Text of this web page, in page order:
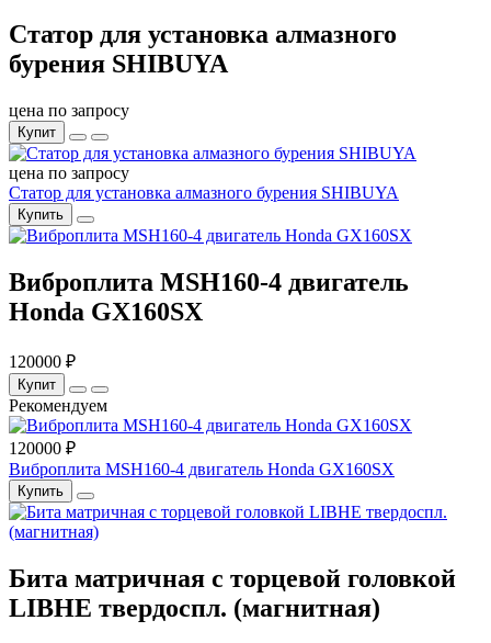
Статор для установка алмазного
бурения SHIBUYA
цена по запросу
Купит
цена по запросу
Статор для установка алмазного бурения SHIBUYA
Купить
Виброплита MSH160-4 двигатель
Honda GX160SX
120000 ₽
Купит
Рекомендуем
120000 ₽
Виброплита MSH160-4 двигатель Honda GX160SX
Купить
Бита матричная с торцевой головкой
LIBHE твердоспл. (магнитная)